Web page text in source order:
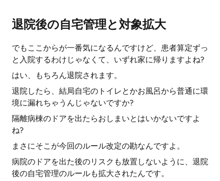
退院後の自宅管理と対象拡大
でもここからが一番気になるんですけど、患者算定ずっ
と入院するわけじゃなくて、いずれ家に帰りますよね?
はい、もちろん退院されます。
退院したら、結局自宅のトイレとかお風呂から普通に環
境に漏れちゃうんじゃないですか?
隔離病棟のドアを出たらおしまいとはいかないですよ
ね?
まさにそこが今回のルール改定の勘なんですよ。
病院のドアを出た後のリスクも放置しないように、退院
後の自宅管理のルールも拡大されたんです。